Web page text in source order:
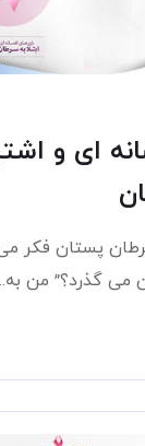
ای و
پستان فکر
می گذرد؟” من